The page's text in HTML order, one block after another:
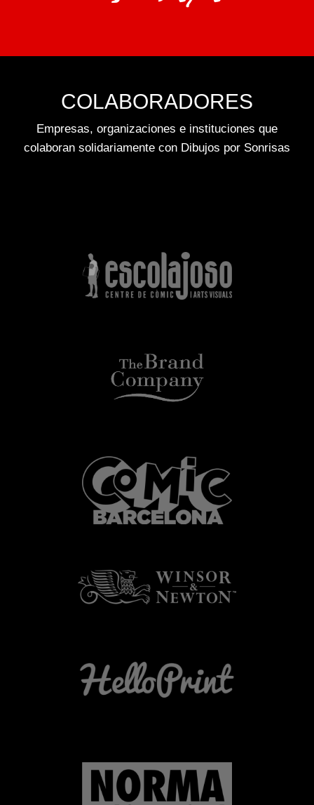
COLABORADORES
Empresas, organizaciones e instituciones que
colaboran solidariamente con Dibujos por Sonrisas